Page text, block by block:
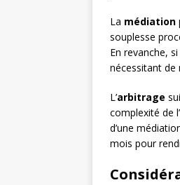
La médiation
souplesse
En revanche,
nécessitant de
L’arbitrage
complexité de
d’une
mois pour